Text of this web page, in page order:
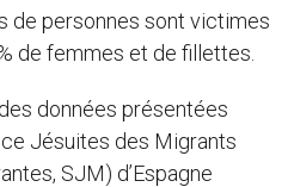
de personnes sont victimes
de femmes et de fillettes.
données présentées
Jésuites des Migrants
SJM) d’Espagne